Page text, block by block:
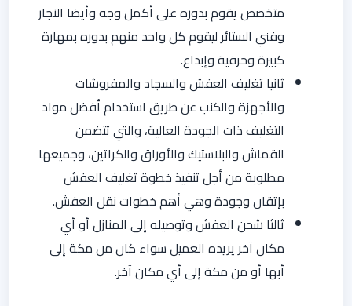
متخصص يقوم بدوره على أكمل وجه وأيضا النجار
وفني الستائر ليقوم كل واحد منهم بدوره بمهارة
كبيرة وحرفية وإبداع.
ثانيا تغليف العفش والسجاد والمفروشات
والأجهزة والكنب عن طريق استخدام أفضل مواد
التغليف ذات الجودة العالية، والتي تتضمن
القماش والبلاستيك والأوراق والكراتين، وجميعها
مطلوبة من أجل تنفيذ خطوة تغليف العفش
بإتقان وجودة وهي أهم خطوات نقل العفش.
ثالثا شحن العفش وتوصيله إلى المنازل أو أي
مكان آخر يريده العميل سواء كان من مكة إلى
أبها أو من مكة إلى أي مكان آخر.